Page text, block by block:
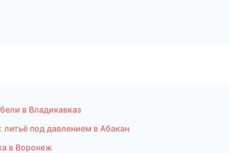
в Владикавказ
под давлением в Абакан
в Воронеж